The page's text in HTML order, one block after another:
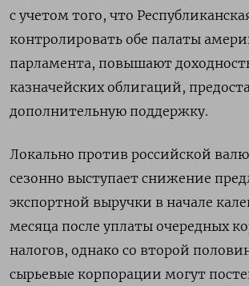
с учетом того, что
контролировать обе палаты
парламента, повышают
казначейских облигаций,
дополнительную поддержку.
Локально против российской
сезонно выступает снижение
экспортной выручки в начале
месяца после уплаты очередных
налогов, однако со второй
сырьевые корпорации могут